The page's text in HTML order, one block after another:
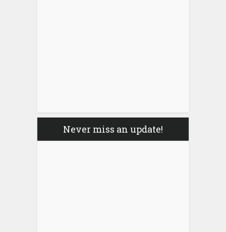
Never miss an update!